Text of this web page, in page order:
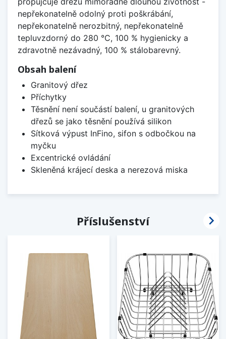
nepřekonatelně odolný proti poškrábání,
nepřekonatelně nerozbitný, nepřekonatelně
tepluvzdorný do 280 °C, 100 % hygienicky a
zdravotně nezávadný, 100 % stálobarevný.
Obsah balení
Granitový dřez
Příchytky
Těsnění není součástí balení, u granitových
dřezů se jako těsnění používá silikon
Sítková výpust InFino, sifon s odbočkou na
myčku
Excentrické ovládání
Skleněná krájecí deska a nerezová miska
Příslušenství 